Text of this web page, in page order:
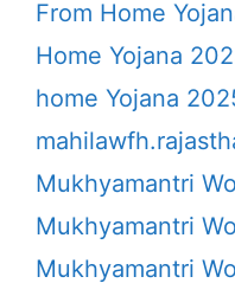
From Home
Home Yojana
home Yojana
Mukhyamantri
Mukhyamantri
Mukhyamantri